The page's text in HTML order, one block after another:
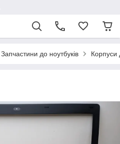
Запчастини до ноутбуків Корпуси